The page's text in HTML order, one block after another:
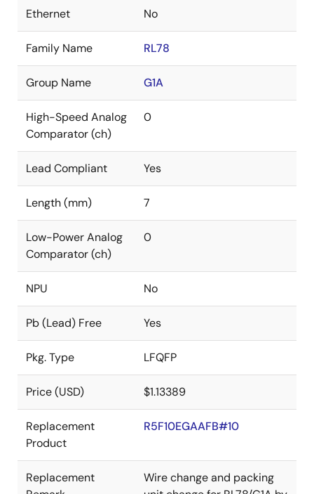
Ethernet No
Family Name RL78
Group Name G1A
High-Speed Analog
Comparator (ch)
0
Lead Compliant Yes
Length (mm) 7
Low-Power Analog
Comparator (ch)
0
NPU No
Pb (Lead) Free Yes
Pkg. Type LFQFP
Price (USD) $1.13389
Replacement
Product
R5F10EGAAFB#10
Replacement
Wire change and packing